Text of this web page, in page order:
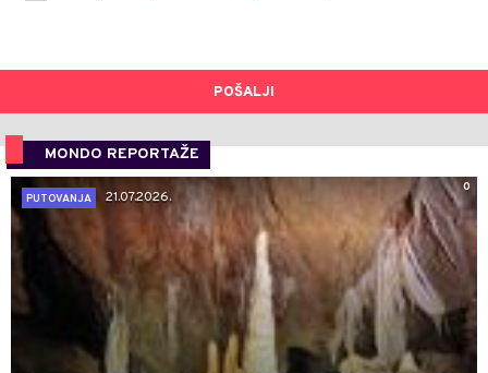
POŠALJI
MONDO REPORTAŽE
0
PUTOVANJA
21.07.2026.